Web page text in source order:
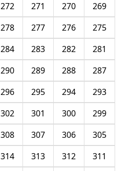
269
270
271
272
275
276
277
278
281
282
283
284
287
288
289
290
293
294
295
296
299
300
301
302
305
306
307
308
311
312
313
314